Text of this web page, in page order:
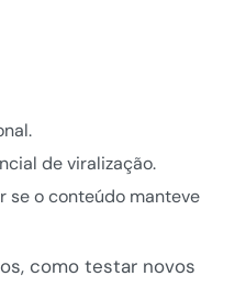
de viralização.
o conteúdo manteve
como testar novos